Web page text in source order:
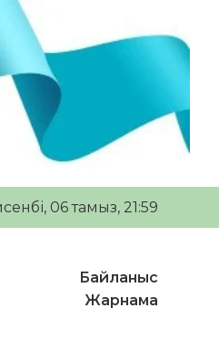
06 тамыз, 21:59
Байланыс
Жарнама